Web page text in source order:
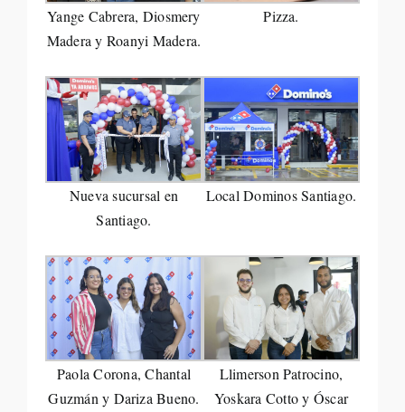
Yange Cabrera, Diosmery
Madera y Roanyi Madera.
Pizza.
Nueva sucursal en
Santiago.
Local Dominos Santiago.
Paola Corona, Chantal
Guzmán y Dariza Bueno.
Llimerson Patrocino,
Yoskara Cotto y Óscar